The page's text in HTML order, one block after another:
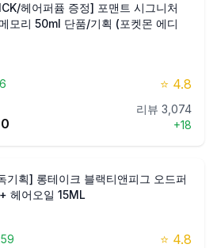
헤어퍼퓸 증정] 포맨트 시그니처
모리 50ml 단품/기획 (포켓몬 에디
6 ⭐ 4.8
리뷰 3,074
+18
기획] 롱테이크 블랙티앤피그 오드퍼
헤어오일 15ML
⭐ 4.8